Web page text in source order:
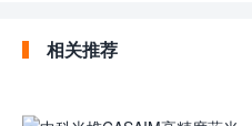
相关推荐